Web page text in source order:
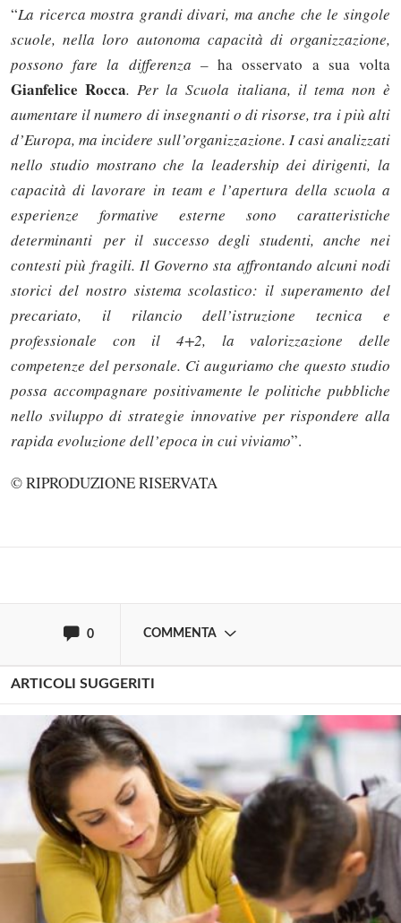
“La ricerca mostra grandi divari, ma anche che le singole
scuole, nella loro autonoma capacità di organizzazione,
possono fare la differenza –ha osservato a sua volta
Gianfelice Rocca. Per la Scuola italiana, il tema non è
aumentare il numero di insegnanti o di risorse, tra i più alti
d’Europa, ma incidere sull’organizzazione. I casi analizzati
nello studio mostrano che la leadership dei dirigenti, la
capacità di lavorare in team e l’apertura della scuola a
esperienze formative esterne sono caratteristiche
determinanti per il successo degli studenti, anche nei
contesti più fragili. Il Governo sta affrontando alcuni nodi
storici del nostro sistema scolastico: il superamento del
precariato, il rilancio dell’istruzione tecnica e
professionale con il 4+2, la valorizzazione delle
competenze del personale. Ci auguriamo che questo studio
possa accompagnare positivamente le politiche pubbliche
nello sviluppo di strategie innovative per rispondere alla
rapida evoluzione dell’epoca in cui viviamo”.
© RIPRODUZIONE RISERVATA
0 COMMENTA
Solo gli utenti registrati possono
ARTICOLI SUGGERITI